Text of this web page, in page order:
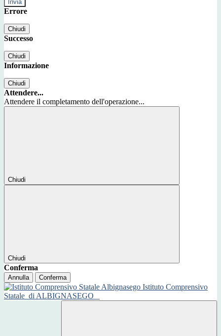
Errore
Chiudi
Successo
Chiudi
Informazione
Chiudi
Attendere...
Attendere il completamento dell'operazione...
Chiudi
Chiudi
Conferma
Annulla Conferma
Istituto Comprensivo
Statale di ALBIGNASEGO